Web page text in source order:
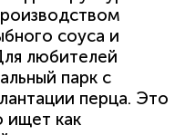
соуса и
любителей
парк с
перца. Это
ищет как